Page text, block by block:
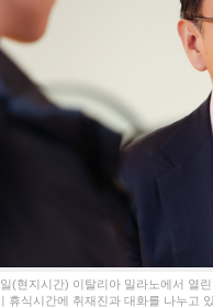
(현지시간) 이탈리아 밀라노에서 열
휴식시간에 취재진과 대화를 나누고